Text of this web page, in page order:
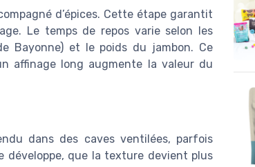
d’épices. Cette étape garantit
Le temps de repos varie selon les
Bayonne) et le poids du jambon. Ce
affinage long augmente la valeur du
dans des caves ventilées, parfois
développe, que la texture devient plus